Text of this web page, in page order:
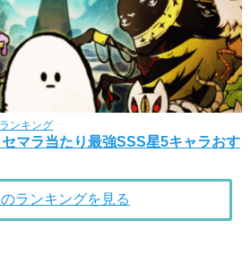
ンキング
セマラ当たり最強SSS星5キャラおす
ランキングを見る